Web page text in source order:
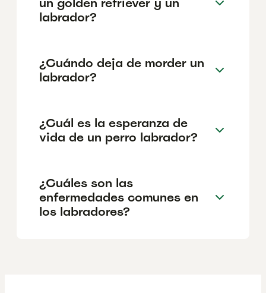
labrador?
¿Cuándo deja de morder un
labrador?
¿Cuál es la esperanza de
vida de un perro labrador?
¿Cuáles son las
enfermedades comunes en
los labradores?